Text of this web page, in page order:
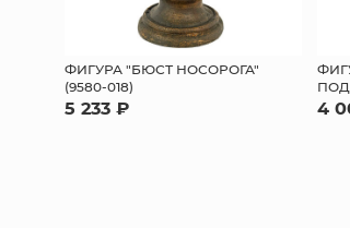
ФИГУРА "БЮСТ НОСОРОГА"
(9580-018)
5 233 ₽ 4